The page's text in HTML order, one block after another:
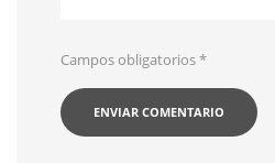
Campos obligatorios*